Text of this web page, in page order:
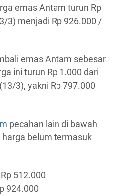
emas Antam turun Rp
3) menjadi Rp 926.000 /
emas Antam sebesar
ini turun Rp 1.000 dari
3), yakni Rp 797.000
pecahan lain di bawah
belum termasuk
512.000
924.000